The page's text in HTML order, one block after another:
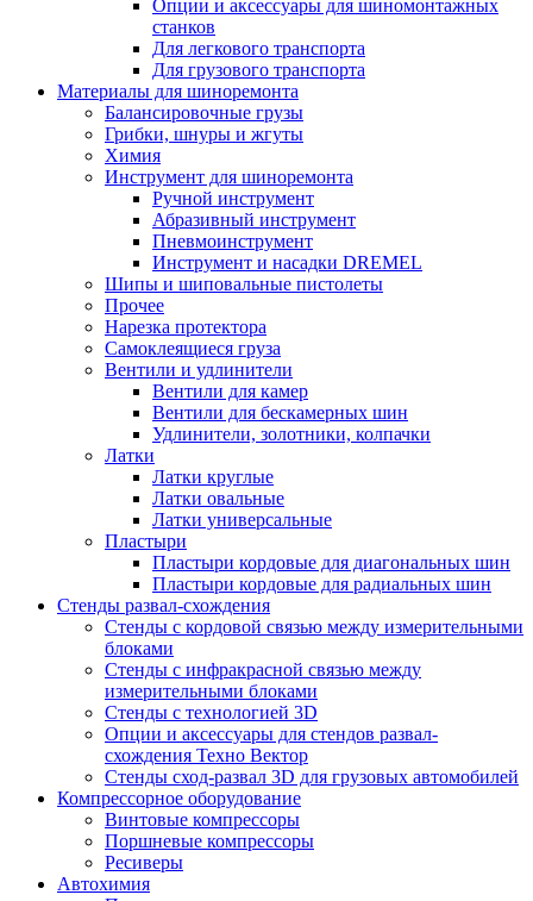
Опции и аксессуары для шиномонтажных
станков
Для легкового транспорта
Для грузового транспорта
Материалы для шиноремонта
Балансировочные грузы
Грибки, шнуры и жгуты
Химия
Инструмент для шиноремонта
Ручной инструмент
Абразивный инструмент
Пневмоинструмент
Инструмент и насадки DREMEL
Шипы и шиповальные пистолеты
Прочее
Нарезка протектора
Самоклеящиеся груза
Вентили и удлинители
Вентили для камер
Вентили для бескамерных шин
Удлинители, золотники, колпачки
Латки
Латки круглые
Латки овальные
Латки универсальные
Пластыри
Пластыри кордовые для диагональных шин
Пластыри кордовые для радиальных шин
Стенды развал-схождения
Стенды с кордовой связью между измерительными
блоками
Стенды с инфракрасной связью между
измерительными блоками
Стенды с технологией 3D
Опции и аксессуары для стендов развал-
схождения Техно Вектор
Стенды сход-развал 3D для грузовых автомобилей
Компрессорное оборудование
Винтовые компрессоры
Поршневые компрессоры
Ресиверы
Автохимия